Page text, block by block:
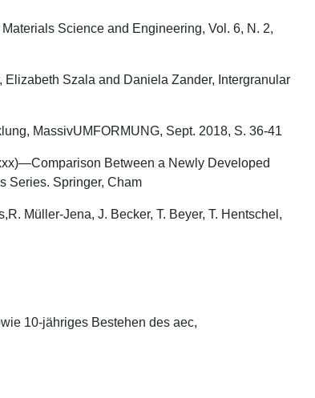
Science and Engineering, Vol. 6, N. 2,
Szala and Daniela Zander, Intergranular
MassivUMFORMUNG, Sept. 2018, S. 36-41
Between a Newly Developed
Series. Springer, Cham
Müller-Jena, J. Becker, T. Beyer, T. Hentschel,
10-jähriges Bestehen des aec,